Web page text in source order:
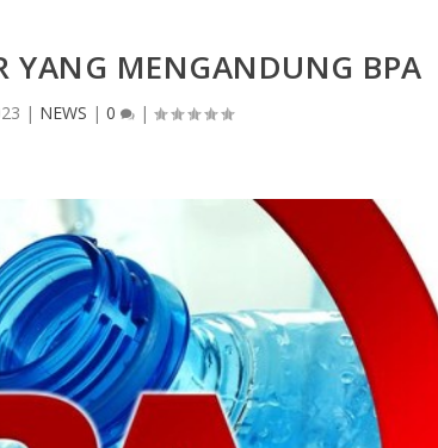
YANG MENGANDUNG BPA
| NEWS |0 |